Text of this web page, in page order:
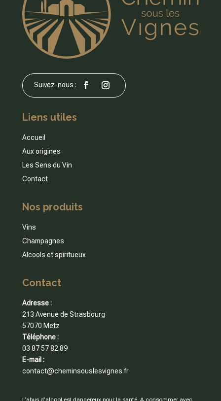
Liens utiles
Accueil
Aux origines
Les Sens du Vin
Contact
Nos produits
Vins
Champagnes
Alcools et spiritueux
Contact
Adresse :
213 Avenue de Strasbourg
57070 Metz
Téléphone :
03 87 57 82 89
E-mail :
contact@cheminsouslesvignes.fr
L’abus d’alcool est dangereux pour la santé. A consommer avec